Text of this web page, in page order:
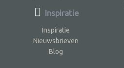
Inspiratie
Inspiratie
Nieuwsbrieven
Blog